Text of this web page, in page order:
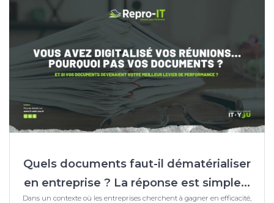
Quels documents faut-il dématérialiser
en entreprise ? La réponse est simple…
Dans un contexte où les entreprises cherchent à gagner en efficacité,